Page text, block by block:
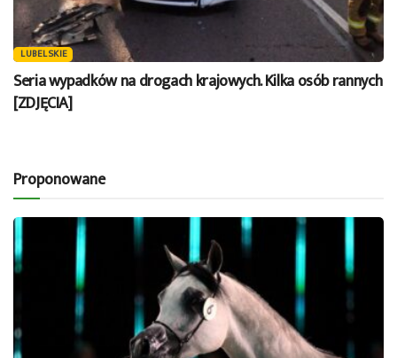
LUBELSKIE
Seria wypadków na drogach krajowych. Kilka osób rannych
[ZDJĘCIA]
Proponowane